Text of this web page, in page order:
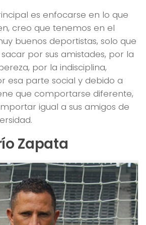
es enfocarse en lo que
creo que tenemos en el
buenos deportistas, solo que
por sus amistades, por la
por la indisciplina,
esa parte social y debido a
que comportarse diferente,
igual a sus amigos de
Zapata